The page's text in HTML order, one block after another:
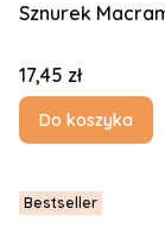
Sznurek
Cena
17,45 zł
Do koszyka
Bestseller